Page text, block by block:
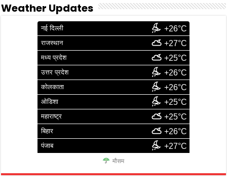
Weather Updates
नई दिल्ली +26°C
राजस्थान +27°C
मध्य प्रदेश +25°C
उत्तर प्रदेश +26°C
कोलकाता +26°C
ओडिशा +25°C
महाराष्ट्र +25°C
बिहार +26°C
पंजाब +27°C
मौसम